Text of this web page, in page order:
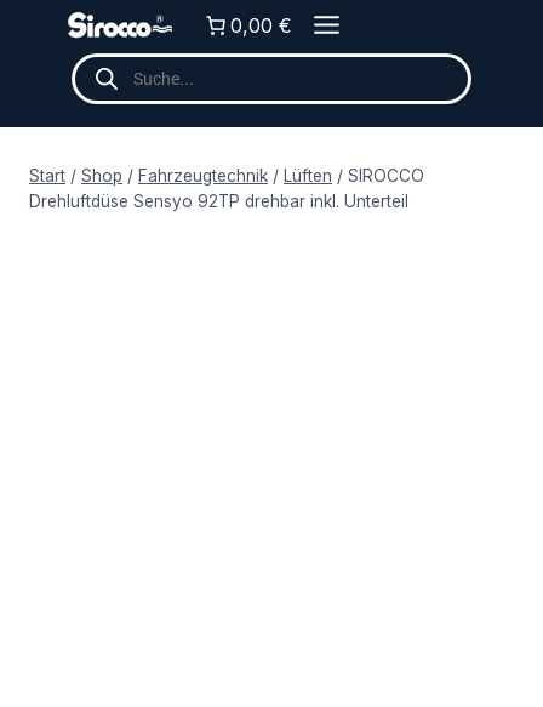
springen
0,00 €
Products
search
Start / Shop / Fahrzeugtechnik / Lüften / SIROCCO
Drehluftdüse Sensyo 92TP drehbar inkl. Unterteil